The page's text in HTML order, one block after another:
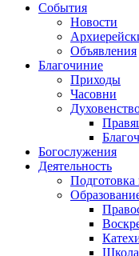
События
Новости
Объявления
Благочиние
Приходы
Часовни
Богослужения
Деятельность
Подготовка
Школа